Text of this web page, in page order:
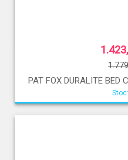
PAT FOX DURALITE BED